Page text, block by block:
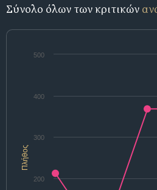
Σύνολο όλων των κριτικών
Πλήθος
200
300
400
500